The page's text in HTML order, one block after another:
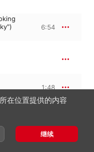
6:54
1:48
在位置提供的内容
继续